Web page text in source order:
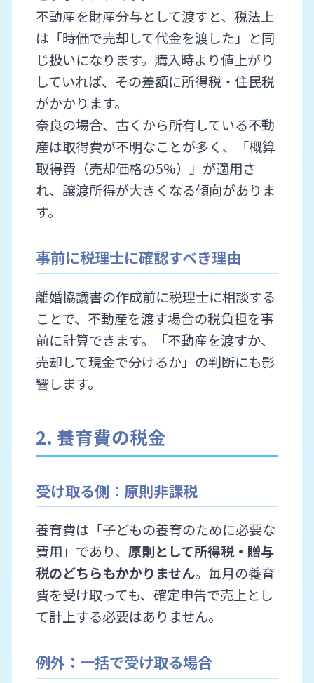
不動産を財産分与として渡すと、税法上
は「時価で売却して代金を渡した」と同
じ扱いになります。購入時より値上がり
していれば、その差額に所得税・住民税
がかかります。
奈良の場合、古くから所有している不動
産は取得費が不明なことが多く、「概算
取得費（売却価格の5%）」が適用さ
れ、譲渡所得が大きくなる傾向がありま
す。
事前に税理士に確認すべき理由
離婚協議書の作成前に税理士に相談する
ことで、不動産を渡す場合の税負担を事
前に計算できます。「不動産を渡すか、
売却して現金で分けるか」の判断にも影
響します。
2. 養育費の税金
受け取る側：原則非課税
養育費は「子どもの養育のために必要な
費用」であり、 原則として所得税・贈与
税のどちらもかかりません。毎月の養育
費を受け取っても、確定申告で売上とし
て計上する必要はありません。
例外：一括で受け取る場合